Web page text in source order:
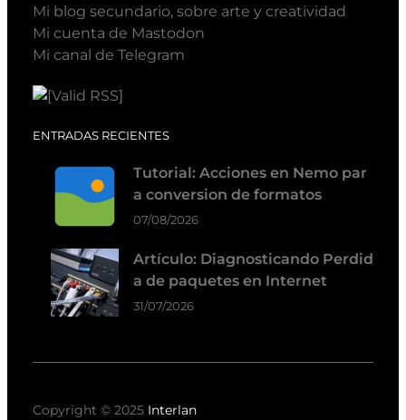
Mi blog secundario, sobre arte y creatividad
Mi cuenta de Mastodon
Mi canal de Telegram
ENTRADAS RECIENTES
Tutorial: Acciones en Nemo par
a conversion de formatos
07/08/2026
Artículo: Diagnosticando Perdid
a de paquetes en Internet
31/07/2026
Copyright © 2025 Interlan